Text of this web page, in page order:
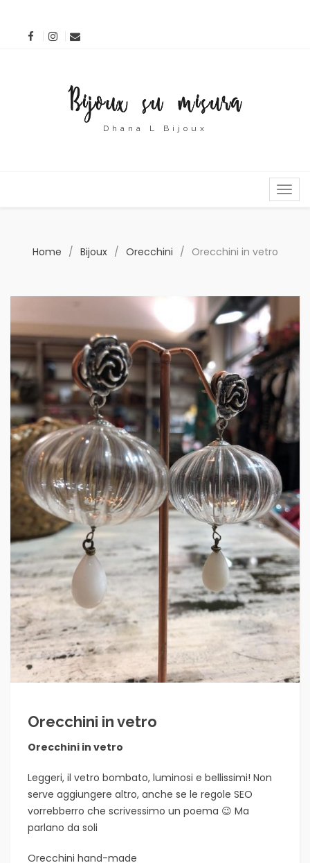
Dhana L Bijoux
MENU
Home / Bijoux / Orecchini / Orecchini in vetro
Orecchini in vetro
Orecchini in vetro
Leggeri, il vetro bombato, luminosi e bellissimi! Non
serve aggiungere altro, anche se le regole SEO
vorrebberro che scrivessimo un poema 😉 Ma
parlano da soli
Orecchini hand-made